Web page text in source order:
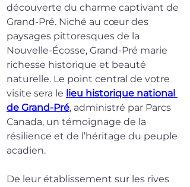
découverte du charme captivant de
Grand-Pré. Niché au cœur des
paysages pittoresques de la
Nouvelle-Écosse, Grand-Pré marie
richesse historique et beauté
naturelle. Le point central de votre
visite sera le lieu historique national
de Grand-Pré, administré par Parcs
Canada, un témoignage de la
résilience et de l’héritage du peuple
acadien.
De leur établissement sur les rives